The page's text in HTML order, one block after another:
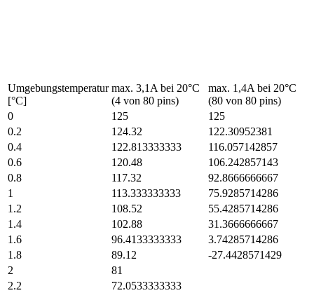
Umgebungstemperatur
[°C]
max. 3,1A bei 20°C
(4 von 80 pins)
max. 1,4A bei 20°C
(80 von 80 pins)
0
125
125
0.2
124.32
122.30952381
0.4
122.813333333
116.057142857
0.6
120.48
106.242857143
0.8
117.32
92.8666666667
1
113.333333333
75.9285714286
1.2
108.52
55.4285714286
1.4
102.88
31.3666666667
1.6
96.4133333333
3.74285714286
1.8
89.12
-27.4428571429
2
81
2.2
72.0533333333